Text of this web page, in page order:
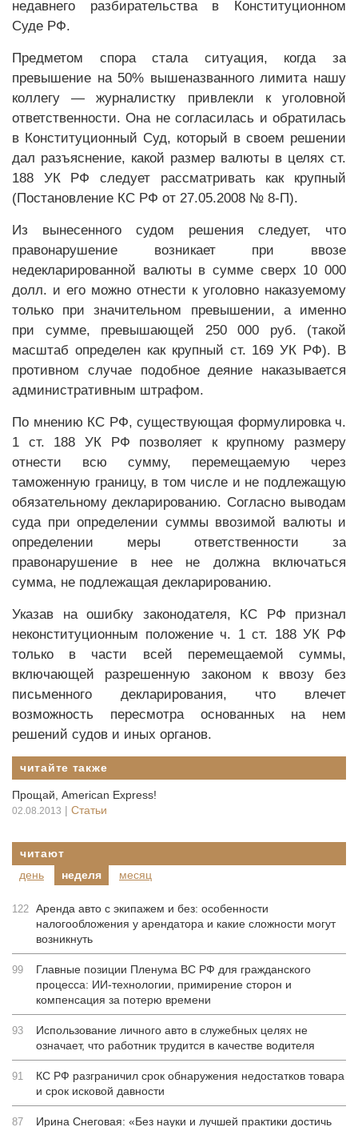
недавнего разбирательства в Конституционном
Суде РФ.
Предметом спора стала ситуация, когда за
превышение на 50% вышеназванного лимита нашу
коллегу — журналистку привлекли к уголовной
ответственности. Она не согласилась и обратилась
в Конституционный Суд, который в своем решении
дал разъяснение, какой размер валюты в целях ст.
188 УК РФ следует рассматривать как крупный
(Постановление КС РФ от 27.05.2008 № 8-П).
Из вынесенного судом решения следует, что
правонарушение возникает при ввозе
недекларированной валюты в сумме сверх 10 000
долл. и его можно отнести к уголовно наказуемому
только при значительном превышении, а именно
при сумме, превышающей 250 000 руб. (такой
масштаб определен как крупный ст. 169 УК РФ). В
противном случае подобное деяние наказывается
административным штрафом.
По мнению КС РФ, существующая формулировка ч.
1 ст. 188 УК РФ позволяет к крупному размеру
отнести всю сумму, перемещаемую через
таможенную границу, в том числе и не подлежащую
обязательному декларированию. Согласно выводам
суда при определении суммы ввозимой валюты и
определении меры ответственности за
правонарушение в нее не должна включаться
сумма, не подлежащая декларированию.
Указав на ошибку законодателя, КС РФ признал
неконституционным положение ч. 1 ст. 188 УК РФ
только в части всей перемещаемой суммы,
включающей разрешенную законом к ввозу без
письменного декларирования, что влечет
возможность пересмотра основанных на нем
решений судов и иных органов.
читайте также
Прощай, American Express!
02.08.2013 | Статьи
читают
день
неделя месяц
122 Аренда авто с экипажем и без: особенности
налогообложения у арендатора и какие сложности могут
возникнуть
99
Главные позиции Пленума ВС РФ для гражданского
процесса: ИИ-технологии, примирение сторон и
компенсация за потерю времени
93
Использование личного авто в служебных целях не
означает, что работник трудится в качестве водителя
91
КС РФ разграничил срок обнаружения недостатков товара
и срок исковой давности
87 Ирина Снеговая: «Без науки и лучшей практики достичь